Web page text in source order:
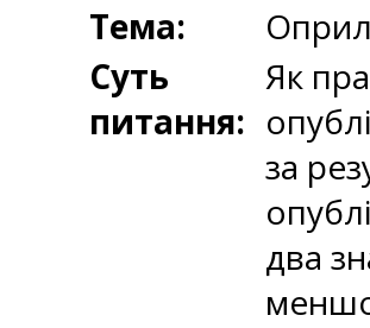
Тема:
Суть
питання:
Як
за
два